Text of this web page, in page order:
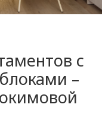
с
–